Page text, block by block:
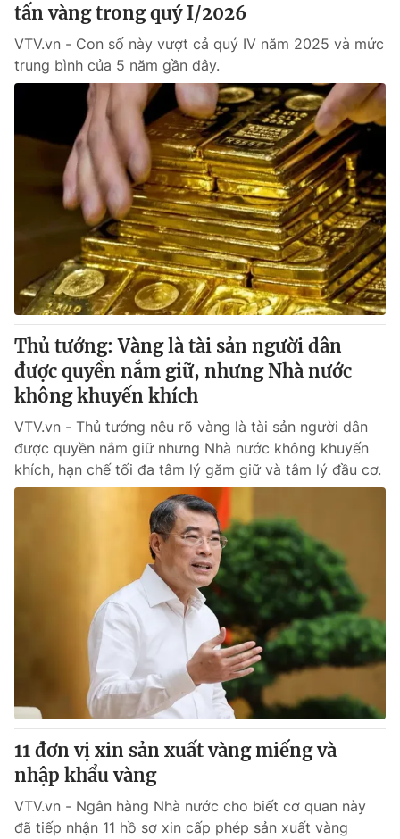
tấn vàng trong quý I/2026
VTV.vn - Con số này vượt cả quý IV năm 2025 và mức
trung bình của 5 năm gần đây.
Thủ tướng: Vàng là tài sản người dân
được quyền nắm giữ, nhưng Nhà nước
không khuyến khích
VTV.vn - Thủ tướng nêu rõ vàng là tài sản người dân
được quyền nắm giữ nhưng Nhà nước không khuyến
khích, hạn chế tối đa tâm lý găm giữ và tâm lý đầu cơ.
11 đơn vị xin sản xuất vàng miếng và
nhập khẩu vàng
VTV.vn - Ngân hàng Nhà nước cho biết cơ quan này
đã tiếp nhận 11 hồ sơ xin cấp phép sản xuất vàng